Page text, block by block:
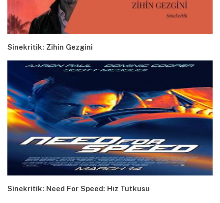
Sinekritik: Zihin Gezgini
Sinekritik: Need For Speed: Hız Tutkusu